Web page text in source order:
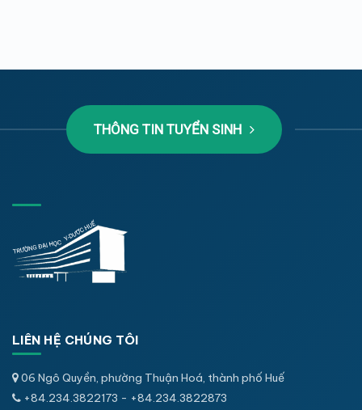
THÔNG TIN TUYỂN SINH
LIÊN HỆ CHÚNG TÔI
06 Ngô Quyền, phường Thuận Hoá, thành phố Huế
+84.234.3822173 - +84.234.3822873